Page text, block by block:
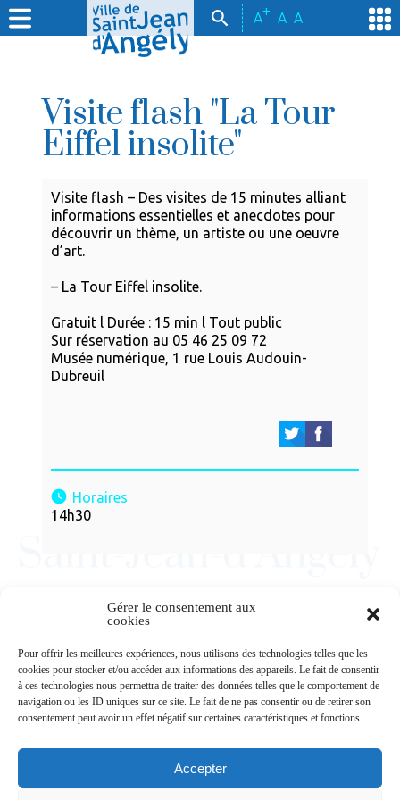
Gérer le consentement aux
cookies
Pour offrir les meilleures expériences, nous utilisons des technologies telles que les
cookies pour stocker et/ou accéder aux informations des appareils. Le fait de consentir
à ces technologies nous permettra de traiter des données telles que le comportement de
navigation ou les ID uniques sur ce site. Le fait de ne pas consentir ou de retirer son
consentement peut avoir un effet négatif sur certaines caractéristiques et fonctions.
Accepter
A+ A A-
Visite flash "La Tour
Eiffel insolite"
Visite flash – Des visites de 15 minutes alliant
informations essentielles et anecdotes pour
découvrir un thème, un artiste ou une oeuvre
d’art.
– La Tour Eiffel insolite.
Gratuit l Durée : 15 min l Tout public
Sur réservation au 05 46 25 09 72
Musée numérique, 1 rue Louis Audouin-
Dubreuil
Horaires
14h30
Newsletters
Abonnez-vous à la newsletter
>